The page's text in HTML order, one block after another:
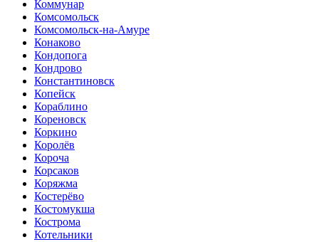
Коммунар
Комсомольск
Комсомольск-на-Амуре
Конаково
Кондопога
Кондрово
Константиновск
Копейск
Кораблино
Кореновск
Коркино
Королёв
Короча
Корсаков
Коряжма
Костерёво
Костомукша
Кострома
Котельники